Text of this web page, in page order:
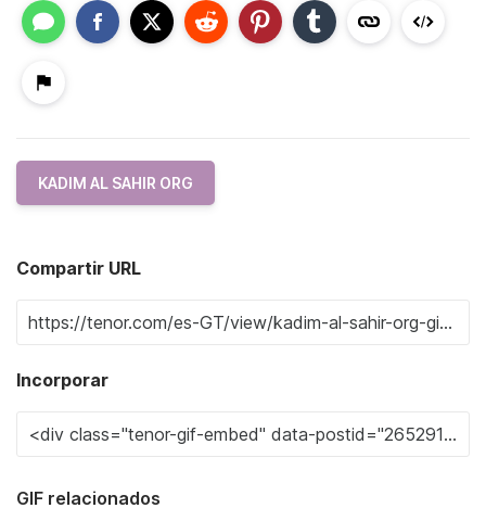
KADIM AL SAHIR ORG
Compartir URL
Incorporar
GIF relacionados